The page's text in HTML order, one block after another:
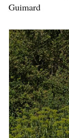
Guimard